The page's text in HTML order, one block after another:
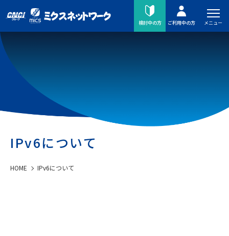
検討中の方 ご利用中の方 メニュー
IPv6について
HOME IPv6について